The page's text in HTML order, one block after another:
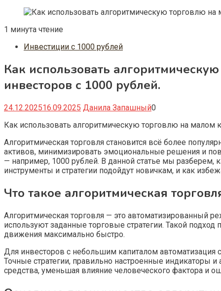
1 минута чтение
Инвестиции с 1000 рублей
Как использовать
инвесторов с 1000 рублей.
24.12.202516.09.2025 Данила Запашный0
Как использовать алгоритмическую торговлю на малом
Алгоритмическая торговля становится всё более
активов, минимизировать эмоциональные решения и
— например, 1000 рублей. В данной статье мы
инструменты и стратегии подойдут новичкам, и как
Что такое алгоритмическая
Алгоритмическая торговля — это
используют заданные торговые стратегии. Такой
движения максимально быстро.
Для инвесторов с небольшим капиталом автоматизация
Точные стратегии, правильно настроенные
средства, уменьшая влияние человеческого фактора и